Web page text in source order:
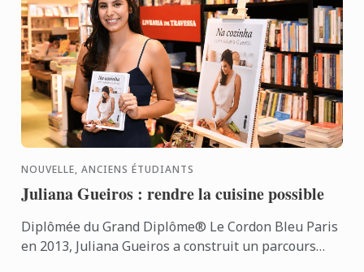
NOUVELLE, ANCIENS ÉTUDIANTS
Juliana Gueiros : rendre la cuisine possible
Diplômée du Grand Diplôme® Le Cordon Bleu Paris
en 2013, Juliana Gueiros a construit un parcours